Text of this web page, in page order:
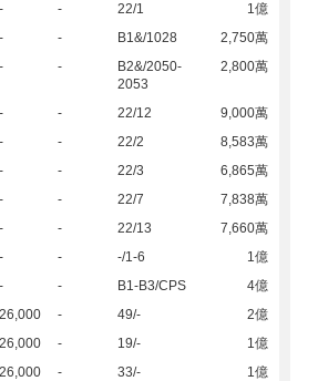
- - 22/1
1億
- - B1&/1028
2,750萬
- -
B2&/2050-
2053
2,800萬
- - 22/12
9,000萬
- - 22/2
8,583萬
- - 22/3
6,865萬
- - 22/7
7,838萬
- - 22/13
7,660萬
- - -/1-6
1億
- - B1-B3/CPS
4億
26,000 - 49/-
2億
26,000 - 19/-
1億
26,000 - 33/-
1億